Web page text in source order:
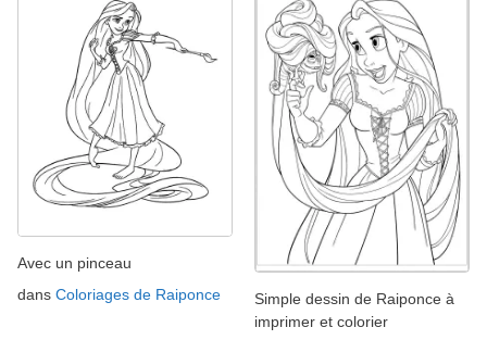
Avec un pinceau
dans Coloriages de Raiponce
Simple dessin de Raiponce à
imprimer et colorier